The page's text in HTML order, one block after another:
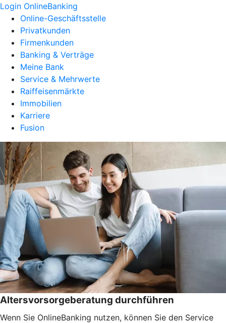
Login OnlineBanking
Online-Geschäftsstelle
Privatkunden
Firmenkunden
Banking & Verträge
Meine Bank
Service & Mehrwerte
Raiffeisenmärkte
Immobilien
Karriere
Fusion
Altersvorsorgeberatung durchführen
Wenn Sie OnlineBanking nutzen, können Sie den Service